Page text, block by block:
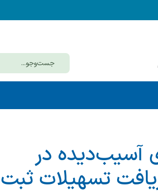
آسیب‌دیده در
نفر برای دریافت تسهیلات ثبت